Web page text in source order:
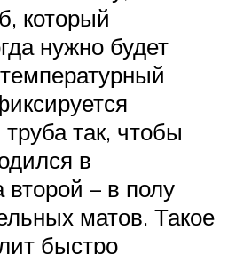
который
нужно будет
так, чтобы
в
второй – в полу
матов. Такое
быстро